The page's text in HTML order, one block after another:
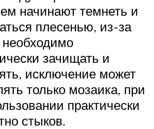
начинают темнеть и
плесенью, из-за
необходимо
зачищать и
исключение может
только мозаика, при
практически
стыков.